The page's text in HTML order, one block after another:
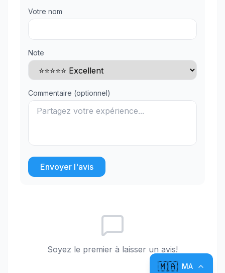
Votre nom
Note
Commentaire (optionnel)
Envoyer l'avis
Soyez le premier à laisser un avis!
🇲🇦 MA